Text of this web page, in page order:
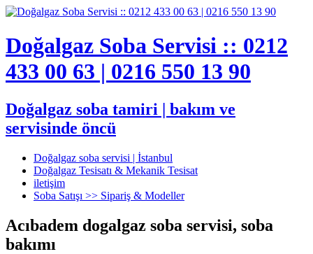
Doğalgaz Soba Servisi :: 0212
433 00 63 | 0216 550 13 90
Doğalgaz soba tamiri | bakım ve
servisinde öncü
Doğalgaz soba servisi | İstanbul
Doğalgaz Tesisatı & Mekanik Tesisat
iletişim
Soba Satışı >> Sipariş & Modeller
Acıbadem dogalgaz soba servisi, soba
bakımı